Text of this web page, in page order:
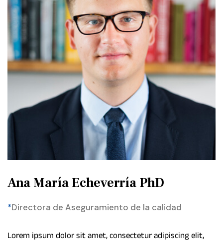
Ana María Echeverría PhD
*Directora de Aseguramiento de la calidad
Lorem ipsum dolor sit amet, consectetur adipiscing elit,